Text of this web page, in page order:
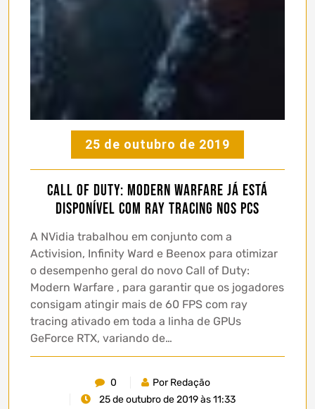
25 de outubro de 2019
Call of Duty: Modern Warfare já está
disponível com Ray Tracing nos PCs
A NVidia trabalhou em conjunto com a
Activision, Infinity Ward e Beenox para otimizar
o desempenho geral do novo Call of Duty:
Modern Warfare , para garantir que os jogadores
consigam atingir mais de 60 FPS com ray
tracing ativado em toda a linha de GPUs
GeForce RTX, variando de…
0
Por Redação
25 de outubro de 2019 às 11:33